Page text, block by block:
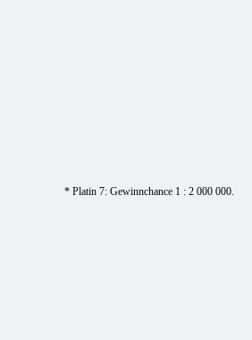
* Platin 7: Gewinnchance 1 : 2 000 000.